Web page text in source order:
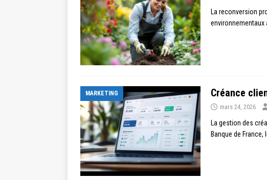
La reconversion
environnementaux
MARKETING Créance
mars 24, 2026
La gestion des
Banque de